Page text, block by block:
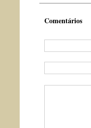
Comentários